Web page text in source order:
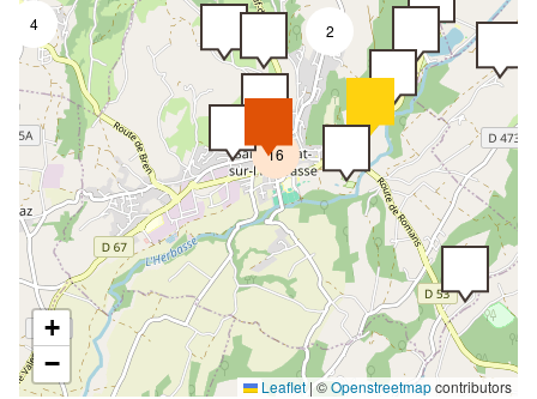
4
16
2
+
−
Leaflet | ©Openstreetmapcontributors